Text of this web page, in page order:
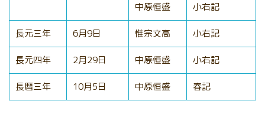
中原恒盛 小右記
長元三年 6月9日 惟宗文高 小右記
長元四年 2月29日 中原恒盛 小右記
長暦三年 10月5日 中原恒盛 春記